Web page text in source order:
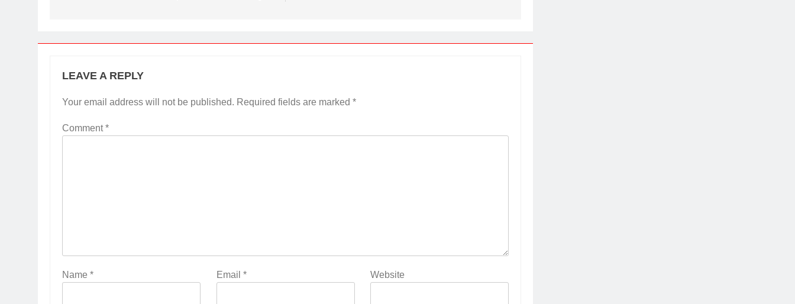
LEAVE A REPLY
Your email address will not be published. Required fields are marked *
Comment*
Name * Email * Website